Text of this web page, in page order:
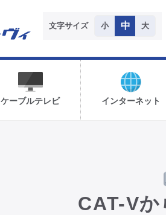
文字サイズ 小 中 大
ケーブルテレビ インターネット
CAT-V